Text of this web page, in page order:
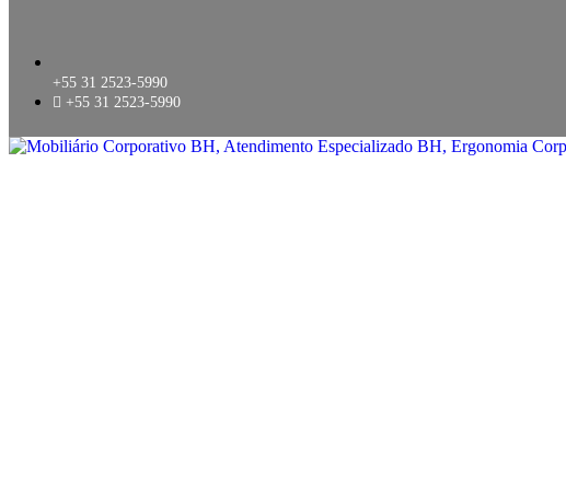
+55 31 2523-5990
+55 31 2523-5990